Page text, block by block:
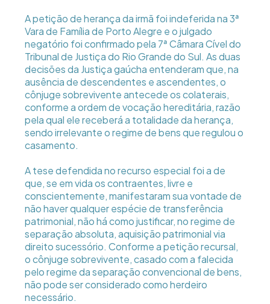
A petição de herança da irmã foi indeferida na 3ª
Vara de Família de Porto Alegre e o julgado
negatório foi confirmado pela 7ª Câmara Cível do
Tribunal de Justiça do Rio Grande do Sul. As duas
decisões da Justiça gaúcha entenderam que, na
ausência de descendentes e ascendentes, o
cônjuge sobrevivente antecede os colaterais,
conforme a ordem de vocação hereditária, razão
pela qual ele receberá a totalidade da herança,
sendo irrelevante o regime de bens que regulou o
casamento.
A tese defendida no recurso especial foi a de
que, se em vida os contraentes, livre e
conscientemente, manifestaram sua vontade de
não haver qualquer espécie de transferência
patrimonial, não há como justificar, no regime de
separação absoluta, aquisição patrimonial via
direito sucessório. Conforme a petição recursal,
o cônjuge sobrevivente, casado com a falecida
pelo regime da separação convencional de bens,
não pode ser considerado como herdeiro
necessário.